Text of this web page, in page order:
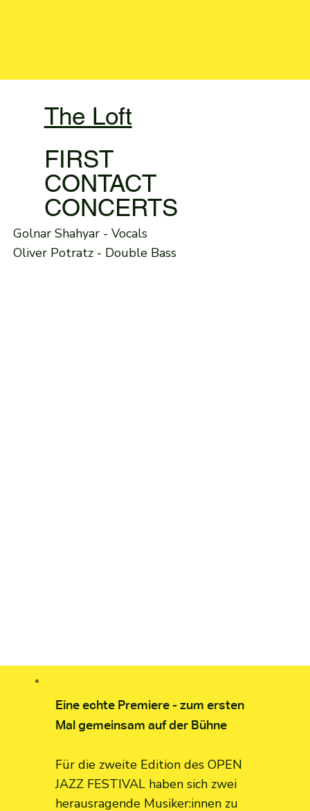
The Loft
FIRST
CONTACT
CONCERTS
Golnar Shahyar - Vocals
Oliver Potratz - Double Bass
Eine echte Premiere - zum ersten
Mal gemeinsam auf der Bühne
Für die zweite Edition des OPEN
JAZZ FESTIVAL haben sich zwei
herausragende Musiker:innen zu